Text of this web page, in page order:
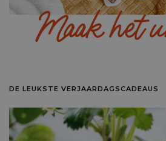
DE LEUKSTE VERJAARDAGSCADEAUS